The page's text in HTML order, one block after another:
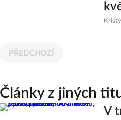
PŘEDCHOZÍ
Články z jiných
V